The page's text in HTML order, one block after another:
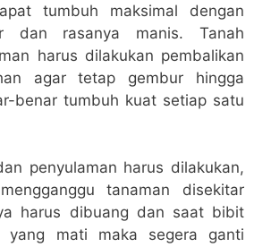
tumbuh maksimal dengan
dan rasanya manis. Tanah
harus dilakukan pembalikan
agar tetap gembur hingga
benar tumbuh kuat setiap satu
penyulaman harus dilakukan,
tanaman disekitar
harus dibuang dan saat bibit
yang mati maka segera ganti